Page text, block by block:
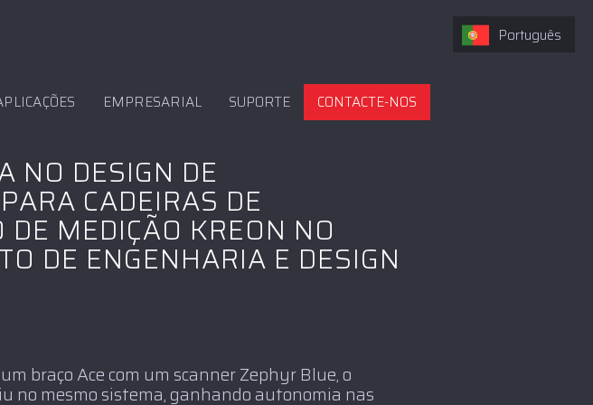
EMPRESARIAL SUPORTE CONTACTE-NOS
NO DESIGN DE
CADEIRAS DE
MEDIÇÃO KREON NO
DE ENGENHARIA E DESIGN
braço Ace com um scanner Zephyr Blue, o
no mesmo sistema, ganhando autonomia nas
Português